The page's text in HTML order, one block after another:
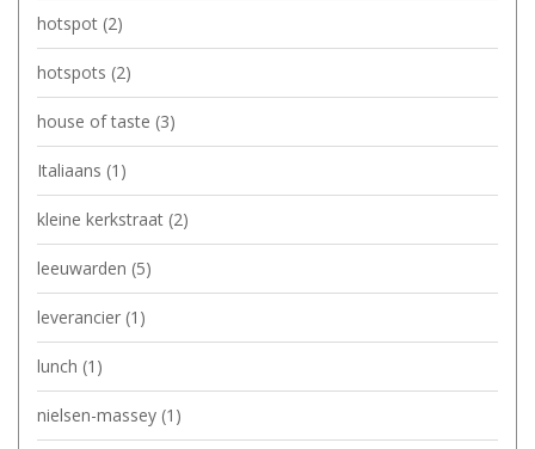
hotspot (2)
hotspots (2)
house of taste (3)
Italiaans (1)
kleine kerkstraat (2)
leeuwarden (5)
leverancier (1)
lunch (1)
nielsen-massey (1)